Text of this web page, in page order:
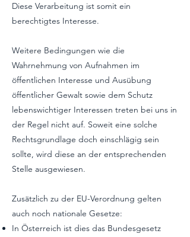
Diese Verarbeitung ist somit ein
berechtigtes Interesse.
Weitere Bedingungen wie die
Wahrnehmung von Aufnahmen im
öffentlichen Interesse und Ausübung
öffentlicher Gewalt sowie dem Schutz
lebenswichtiger Interessen treten bei uns in
der Regel nicht auf. Soweit eine solche
Rechtsgrundlage doch einschlägig sein
sollte, wird diese an der entsprechenden
Stelle ausgewiesen.
Zusätzlich zu der EU-Verordnung gelten
auch noch nationale Gesetze:
In Österreich ist dies das Bundesgesetz